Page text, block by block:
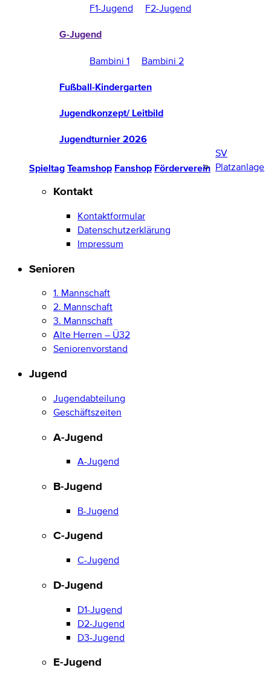
F1-Jugend F2-Jugend
G-Jugend
Bambini 1 Bambini 2
Fußball-Kindergarten
Jugendkonzept/ Leitbild
Jugendturnier 2026
Spieltag Teamshop Fanshop Förderverein
SV
Platzanlage
Kontakt
Kontaktformular
Datenschutzerklärung
Impressum
Senioren
1. Mannschaft
2. Mannschaft
3. Mannschaft
Alte Herren – Ü32
Seniorenvorstand
Jugend
Jugendabteilung
Geschäftszeiten
A-Jugend
A-Jugend
B-Jugend
B-Jugend
C-Jugend
C-Jugend
D-Jugend
D1-Jugend
D2-Jugend
D3-Jugend
E-Jugend